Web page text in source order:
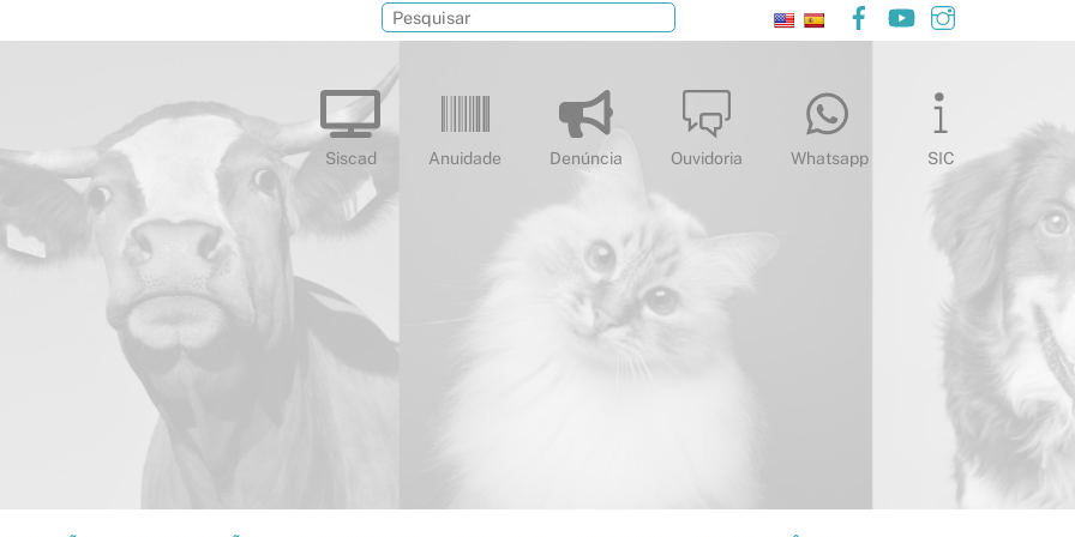
Facebook
YouTube
Siscad Anuidade Denúncia Ouvidoria Whatsapp SIC